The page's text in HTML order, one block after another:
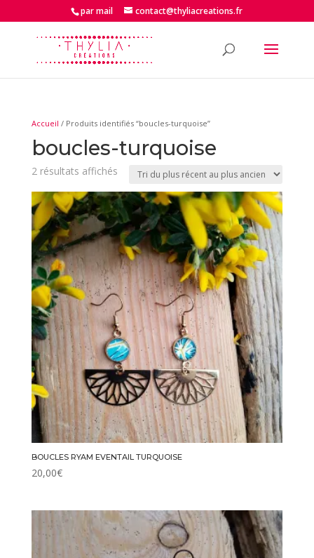
par mail contact@thyliacreations.fr
Accueil / Produits identifiés “boucles-turquoise”
boucles-turquoise
2 résultats affichésTrié
plus
récent
au
plus
ancien
BOUCLES RYAM EVENTAIL TURQUOISE
20,00€